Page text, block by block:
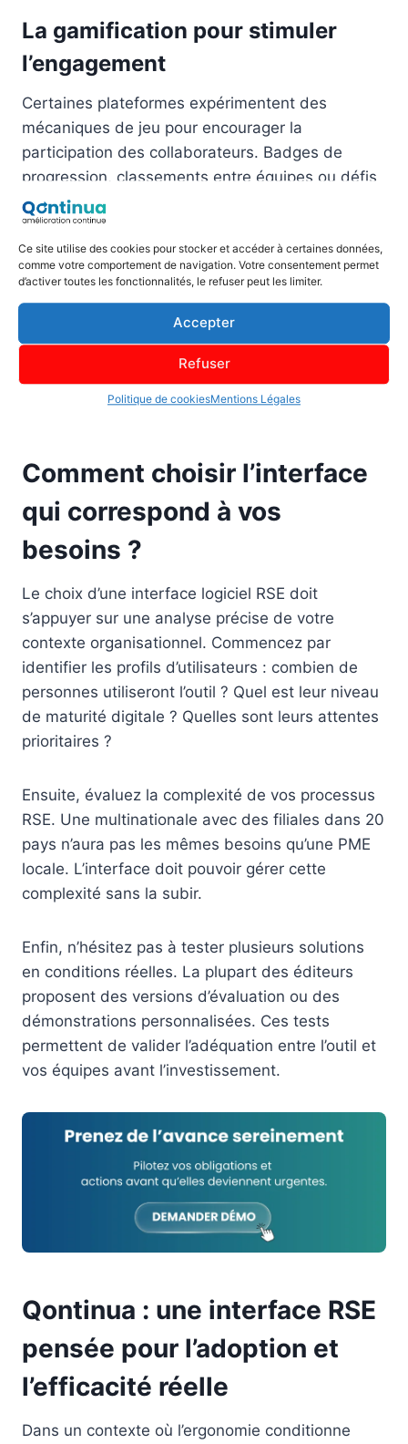
Ce site utilise des cookies pour stocker et accéder à certaines données,
comme votre comportement de navigation. Votre consentement permet
d’activer toutes les fonctionnalités, le refuser peut les limiter.
Accepter
Refuser
Politique de cookiesMentions Légales
La gamification pour stimuler
l’engagement
Certaines plateformes expérimentent des
mécaniques de jeu pour encourager la
participation des collaborateurs. Badges de
progression, classements entre équipes ou défis
collectifs : ces éléments ludiques peuvent
dynamiser la collecte de données et sensibiliser
aux enjeux RSE.
Bien dosée, la gamification crée une émulation
positive autour des objectifs de développement
durable. Elle s’avère particulièrement efficace
naturellement sensibles à ces codes.
Comment choisir l’interface
qui correspond à vos
besoins ?
Le choix d’une interface logiciel RSE doit
s’appuyer sur une analyse précise de votre
contexte organisationnel. Commencez par
identifier les profils d’utilisateurs : combien de
personnes utiliseront l’outil ? Quel est leur niveau
de maturité digitale ? Quelles sont leurs attentes
prioritaires ?
Ensuite, évaluez la complexité de vos processus
RSE. Une multinationale avec des filiales dans 20
pays n’aura pas les mêmes besoins qu’une PME
locale. L’interface doit pouvoir gérer cette
complexité sans la subir.
Enfin, n’hésitez pas à tester plusieurs solutions
en conditions réelles. La plupart des éditeurs
proposent des versions d’évaluation ou des
démonstrations personnalisées. Ces tests
permettent de valider l’adéquation entre l’outil et
vos équipes avant l’investissement.
Qontinua : une interface RSE
pensée pour l’adoption et
l’efficacité réelle
Dans un contexte où l’ergonomie conditionne